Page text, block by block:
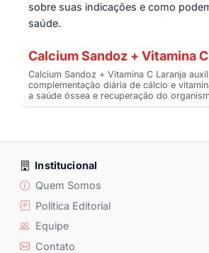
sobre suas indicações e como
saúde.
Calcium Sandoz + Vitamina
Calcium Sandoz + Vitamina C Laranja
complementação diária de cálcio e
a saúde óssea e recuperação do
Institucional
Quem Somos
Política Editorial
Equipe
Contato